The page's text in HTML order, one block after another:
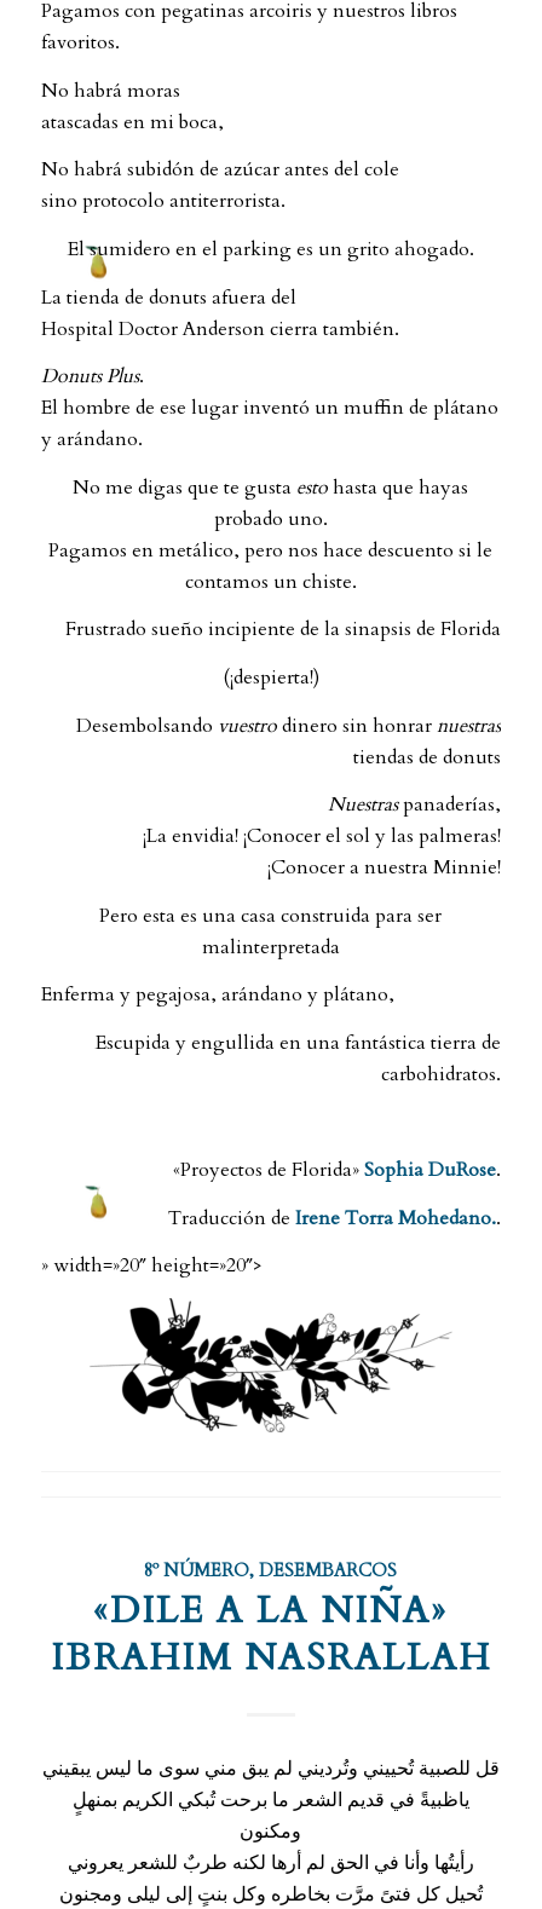
Pagamos con pegatinas arcoiris y nuestros libros
favoritos.
No habrá moras
atascadas en mi boca,
No habrá subidón de azúcar antes del cole
sino protocolo antiterrorista.
El sumidero en el parking es un grito ahogado.
La tienda de donuts afuera del
Hospital Doctor Anderson cierra también.
Donuts Plus.
El hombre de ese lugar inventó un muffin de plátano
y arándano.
No me digas que te gusta estohasta que hayas
probado uno.
Pagamos en metálico, pero nos hace descuento si le
contamos un chiste.
Frustrado sueño incipiente de la sinapsis de Florida
(¡despierta!)
Desembolsando vuestrodinero sin honrarnuestras
tiendas de donuts
Nuestraspanaderías,
¡La envidia! ¡Conocer el sol y las palmeras!
¡Conocer a nuestra Minnie!
Pero esta es una casa construida para ser
malinterpretada
Enferma y pegajosa, arándano y plátano,
Escupida y engullida en una fantástica tierra de
carbohidratos.
«Proyectos de Florida»Sophia DuRose.
Traducción deIrene Torra Mohedano..
» width=»20″ height=»20″>
8º NÚMERO,DESEMBARCOS
«DILE A LA NIÑA»
IBRAHIM NASRALLAH
قل للصبية تُحييني وتُرديني لم يبق مني سوى ما ليس يبقيني
ياظبيةً في قديم الشعر ما برحت تُبكي الكريم بمنهلٍ
ومكنون
رأيتُها وأنا في الحق لم أرها لكنه طربٌ للشعر يعروني
تُحيل كل فتىً مرَّت بخاطره وكل بنتٍ إلى ليلى ومجنون